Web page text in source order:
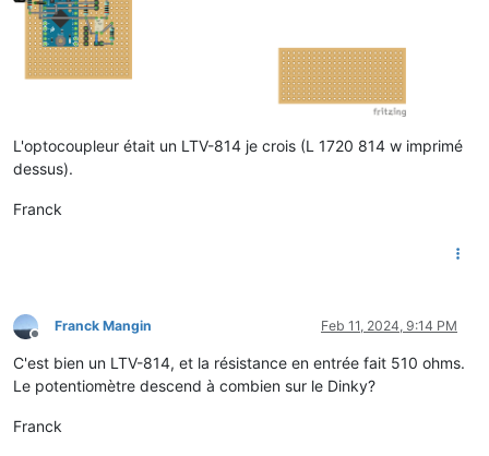
L'optocoupleur était un LTV-814 je crois (L 1720 814 w imprimé
dessus).
Franck
Offline
Franck Mangin Feb 11, 2024, 9:14 PM
C'est bien un LTV-814, et la résistance en entrée fait 510 ohms.
Le potentiomètre descend à combien sur le Dinky?
Franck